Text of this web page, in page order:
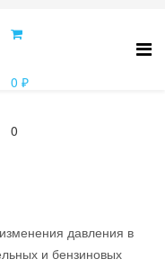
0 ₽
0
давления в
и бензиновых